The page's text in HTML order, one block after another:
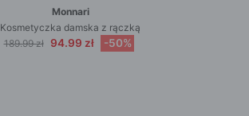
Monnari
Kosmetyczka damska z rączką
189.99 zł 94.99 zł -50%